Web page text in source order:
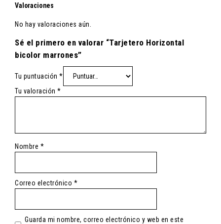
Valoraciones
No hay valoraciones aún.
Sé el primero en valorar “Tarjetero Horizontal
bicolor marrones”
Tu puntuación *
Tu valoración *
Nombre *
Correo electrónico *
Guarda mi nombre, correo electrónico y web en este